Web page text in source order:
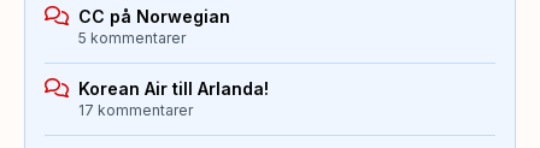
CC på Norwegian
5 kommentarer
Korean Air till Arlanda!
17 kommentarer